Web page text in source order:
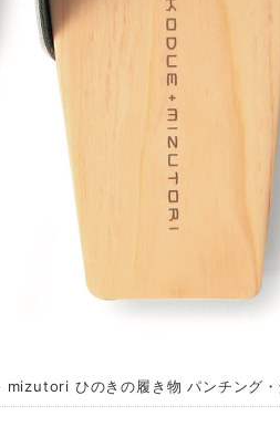
mizutori ひのきの履き物 パンチング